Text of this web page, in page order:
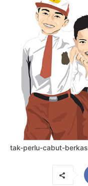
tak-perlu-cabut-